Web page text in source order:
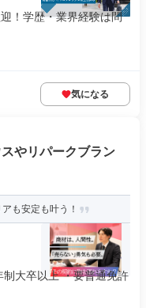
！学歴・業界経験は問
気になる
やリパークブラン
も安定も叶う！
大卒以上 ・要普通免許